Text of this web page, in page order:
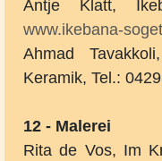
Antje Klatt,
www.ikebana-
Ahmad
Keramik, Tel.:
12 - Malerei
Rita de Vos, Im